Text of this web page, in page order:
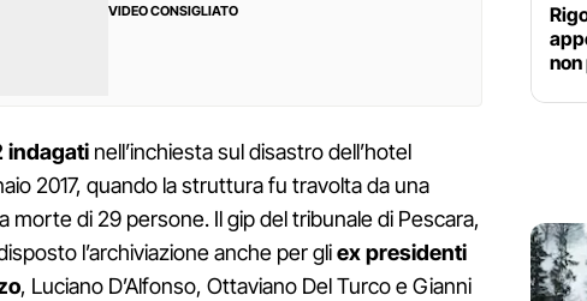
VIDEO CONSIGLIATO
indagati nell’inchiesta sul disastro dell’hotel
2017, quando la struttura fu travolta da una
morte di 29 persone. Il gip del tribunale di Pescara,
l’archiviazione anche per gliex presidenti
, Luciano D’Alfonso, Ottaviano Del Turco e Gianni
non